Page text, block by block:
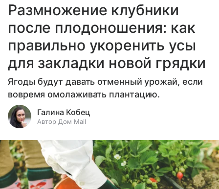
Размножение клубники
после плодоношения: как
правильно укоренить усы
для закладки новой грядки
Ягоды будут давать отменный урожай, если
вовремя омолаживать плантацию.
Галина Кобец
Автор Дом Mail